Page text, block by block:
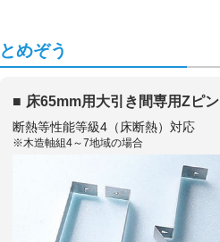
とめぞう
床65mm用大引き間専用Zピン
断熱等性能等級4（床断熱）対応
※木造軸組4～7地域の場合